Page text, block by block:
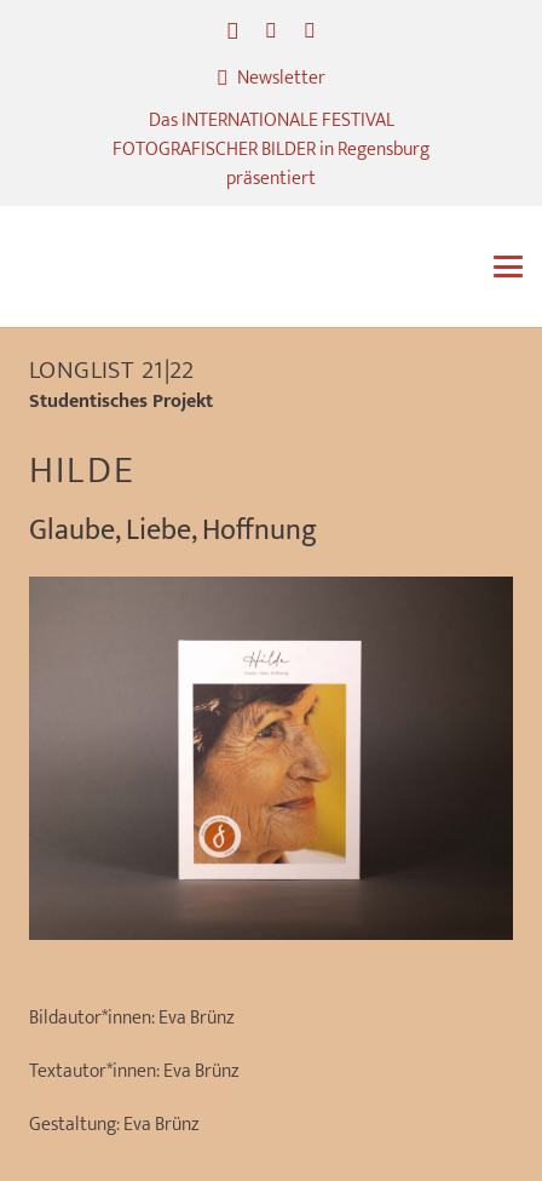
Newsletter
Das INTERNATIONALE FESTIVAL
FOTOGRAFISCHER BILDER in Regensburg
präsentiert
LONGLIST 21|22
Studentisches Projekt
HILDE
Glaube, Liebe, Hoffnung
Bildautor*innen:Eva Brünz
Textautor*innen:Eva Brünz
Gestaltung:Eva Brünz